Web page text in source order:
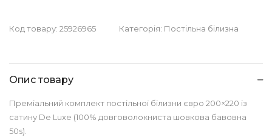
Код товару: 25926965 Категорія: Постільна білизна
Опис товару
Преміальний комплект постільної білизни євро 200×220 із
сатину De Luxe (100% довговолокниста шовкова бавовна
50s).